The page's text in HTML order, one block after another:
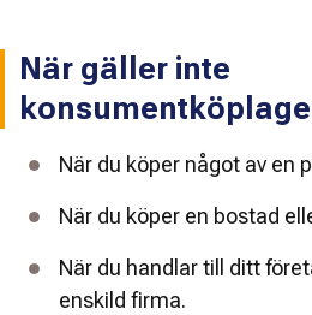
När gäller inte
När du köper något av en
När du köper en bostad
När du handlar till ditt
enskild firma.